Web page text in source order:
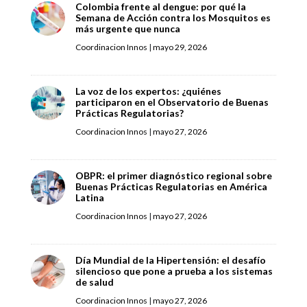
Colombia frente al dengue: por qué la
Semana de Acción contra los Mosquitos es
más urgente que nunca
Coordinacion Innos | mayo 29, 2026
La voz de los expertos: ¿quiénes
participaron en el Observatorio de Buenas
Prácticas Regulatorias?
Coordinacion Innos | mayo 27, 2026
OBPR: el primer diagnóstico regional sobre
Buenas Prácticas Regulatorias en América
Latina
Coordinacion Innos | mayo 27, 2026
Día Mundial de la Hipertensión: el desafío
silencioso que pone a prueba a los sistemas
de salud
Coordinacion Innos | mayo 27, 2026